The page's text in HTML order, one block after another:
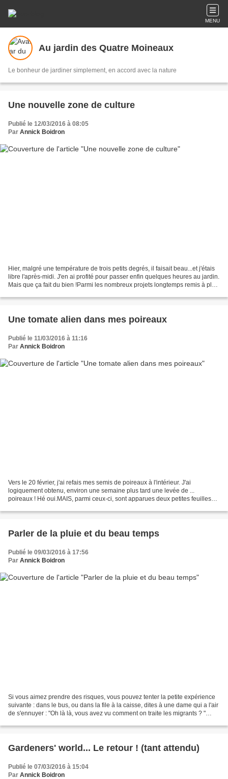
MENU
Au jardin des Quatre Moineaux
Le bonheur de jardiner simplement, en accord avec la nature
Une nouvelle zone de culture
Publié le 12/03/2016 à 08:05
Par Annick Boidron
Hier, malgré une température de trois petits degrés, il faisait beau...et j'étais
libre l'après-midi. J'en ai profité pour passer enfin quelques heures au jardin.
Mais que ça fait du bien !Parmi les nombreux projets longtemps remis à plus
Une tomate alien dans mes poireaux
Publié le 11/03/2016 à 11:16
Par Annick Boidron
Vers le 20 février, j'ai refais mes semis de poireaux à l'intérieur. J'ai
logiquement obtenu, environ une semaine plus tard une levée de ...
poireaux ! Hé oui.MAIS, parmi ceux-ci, sont apparues deux petites feuilles
Parler de la pluie et du beau temps
Publié le 09/03/2016 à 17:56
Par Annick Boidron
Si vous aimez prendre des risques, vous pouvez tenter la petite expérience
suivante : dans le bus, ou dans la file à la caisse, dites à une dame qui a l'air
de s'ennuyer : "Oh là là, vous avez vu comment on traite les migrants ? "
Gardeners' world... Le retour ! (tant attendu)
Publié le 07/03/2016 à 15:04
Par Annick Boidron